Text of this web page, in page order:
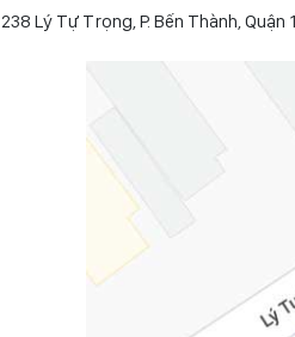
238 Lý Tự Trọng, P. Bến Thành, Quận